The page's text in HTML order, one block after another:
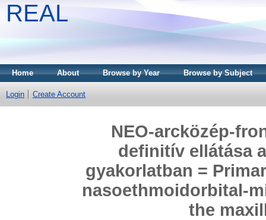
REAL
Home About Browse by Year Browse by Subject
Login Create Account
NEO-arcközép-
definitív ellátása
gyakorlatban =
nasoethmoidorbital-
the